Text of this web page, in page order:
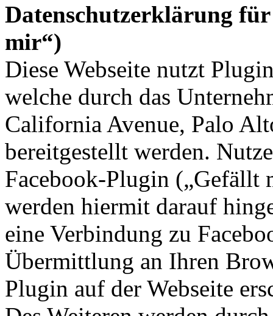
Datenschutzerklärung
mir“)
Diese Webseite nutzt
welche durch das
California Avenue, Palo
bereitgestellt werden.
Facebook-Plugin
werden hiermit darauf
eine Verbindung zu
Übermittlung an Ihren
Plugin auf der Webseite